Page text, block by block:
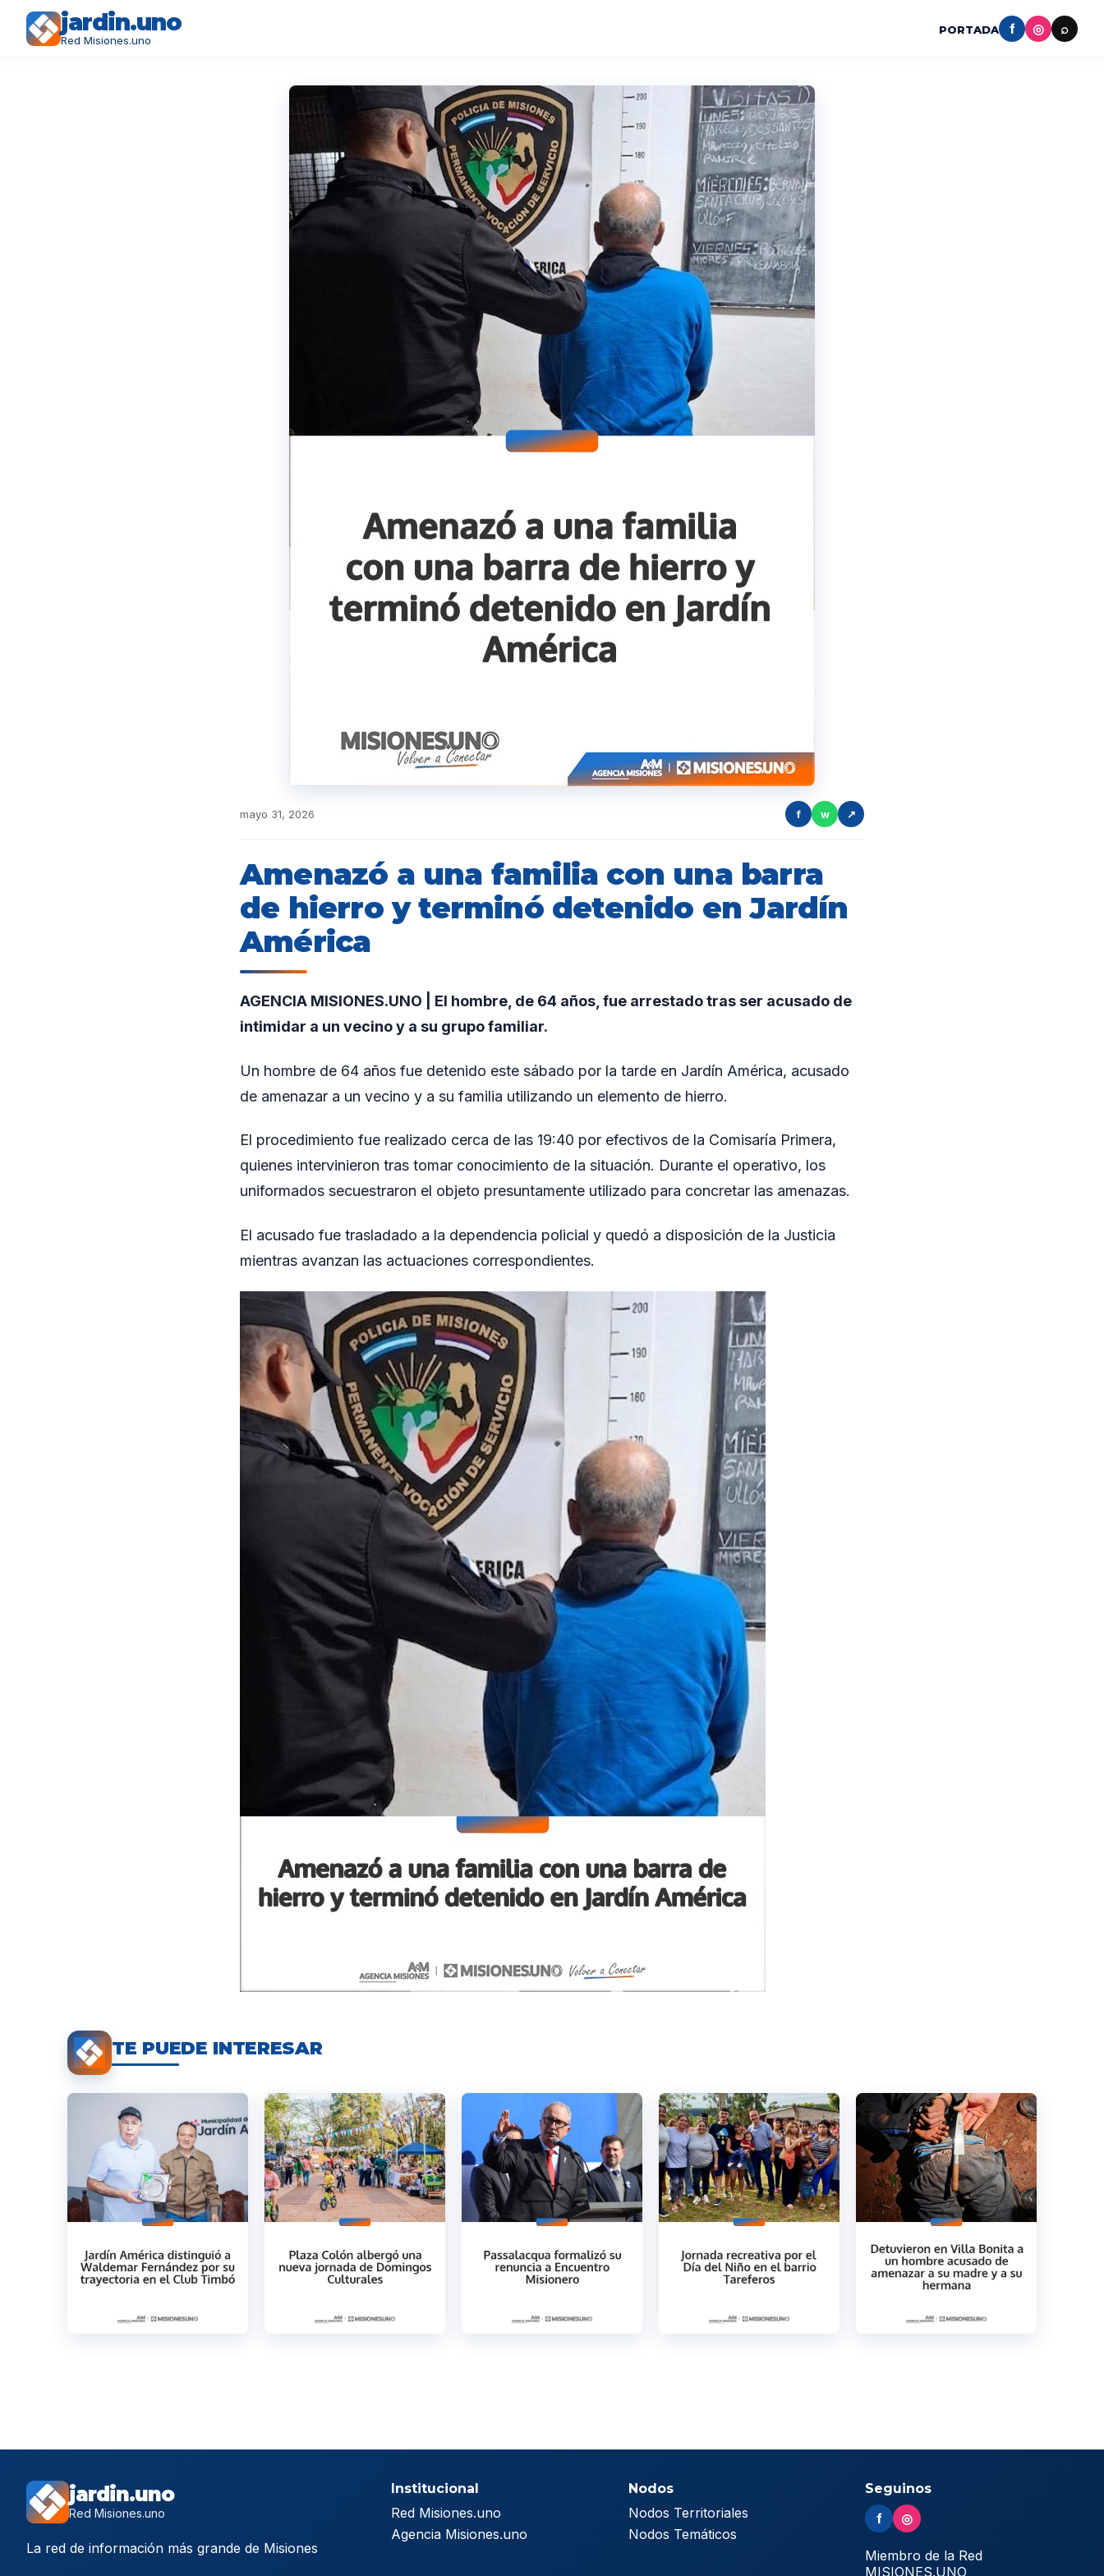
jardin.uno
Red Misiones.uno
PORTADA f ◎ ⌕
mayo 31, 2026 f w ↗
Amenazó a una familia con una barra
de hierro y terminó detenido en Jardín
América
AGENCIA MISIONES.UNO | El hombre, de 64 años, fue arrestado tras ser acusado de
intimidar a un vecino y a su grupo familiar.
Un hombre de 64 años fue detenido este sábado por la tarde en Jardín América, acusado
de amenazar a un vecino y a su familia utilizando un elemento de hierro.
El procedimiento fue realizado cerca de las 19:40 por efectivos de la Comisaría Primera,
quienes intervinieron tras tomar conocimiento de la situación. Durante el operativo, los
uniformados secuestraron el objeto presuntamente utilizado para concretar las amenazas.
El acusado fue trasladado a la dependencia policial y quedó a disposición de la Justicia
mientras avanzan las actuaciones correspondientes.
TE PUEDE INTERESAR
jardin.uno
Red Misiones.uno
La red de información más grande de Misiones
Institucional
Red Misiones.uno
Agencia Misiones.uno
Nodos
Nodos Territoriales
Nodos Temáticos
Seguinos
f ◎
Miembro de la Red
MISIONES.UNO